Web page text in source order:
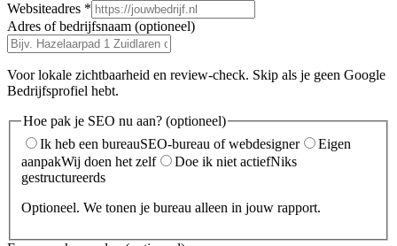
Websiteadres *
Adres of bedrijfsnaam (optioneel)
Voor lokale zichtbaarheid en review-check. Skip als je geen Google
Bedrijfsprofiel hebt.
Hoe pak je SEO nu aan? (optioneel)
Ik heb een bureauSEO-bureau of webdesigner
Eigen
aanpakWij doen het zelf Doe ik niet actiefNiks
gestructureerds
Optioneel. We tonen je bureau alleen in jouw rapport.